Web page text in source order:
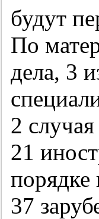
будут
По
дела, 3
2
21
порядке
37